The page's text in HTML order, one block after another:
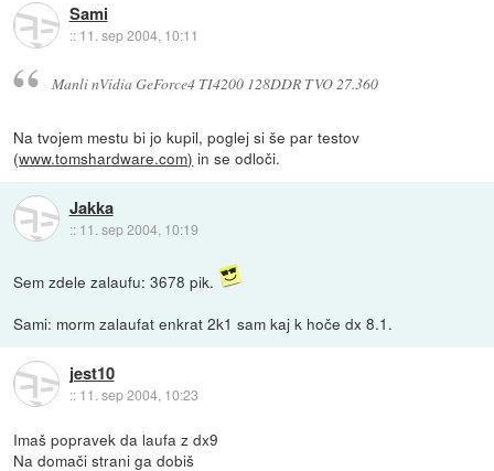
Sami
:: 11. sep 2004, 10:11
Manli nVidia GeForce4 TI4200 128DDR TVO 27.360
Na tvojem mestu bi jo kupil, poglej si še par testov
(www.tomshardware.com) in se odloči.
Jakka
:: 11. sep 2004, 10:19
Sem zdele zalaufu: 3678 pik.
Sami: morm zalaufat enkrat 2k1 sam kaj k hoče dx 8.1.
jest10
:: 11. sep 2004, 10:23
Imaš popravek da laufa z dx9
Na domači strani ga dobiš